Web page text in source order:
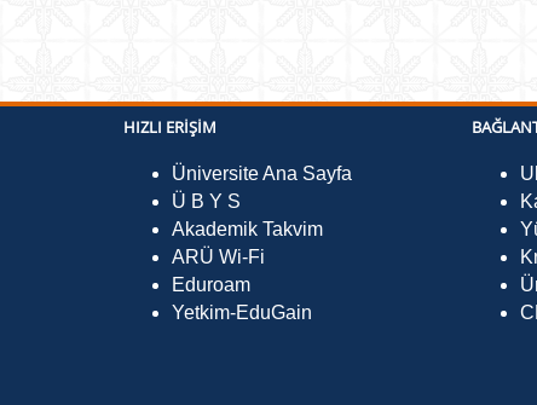
HIZLI ERIŞIM
Üniversite Ana Sayfa
Ü B Y S
Akademik Takvim
ARÜ Wi-Fi
Eduroam
Yetkim-EduGain